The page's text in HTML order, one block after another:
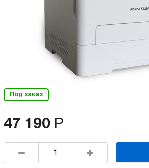
Под заказ
47 190 Р